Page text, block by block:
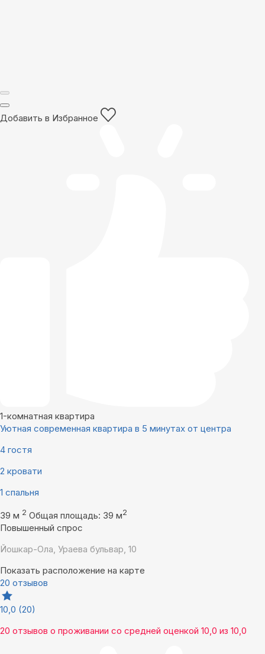
Добавить в Избранное
1-комнатная квартира
Уютная современная квартира в 5 минутах от центра
4 гостя
2 кровати
1 спальня
39 м 2 Общая площадь: 39 м2
Повышенный спрос
Йошкар-Ола, Ураева бульвар, 10
Показать расположение на карте
20 отзывов
10,0 (20)
20 отзывов о проживании со средней оценкой 10,0 из 10,0